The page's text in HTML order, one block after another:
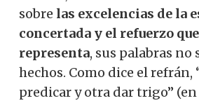
sobre las excelencias de la
concertada y el refuerzo
representa, sus palabras no
hechos. Como dice el refrán,
predicar y otra dar trigo”